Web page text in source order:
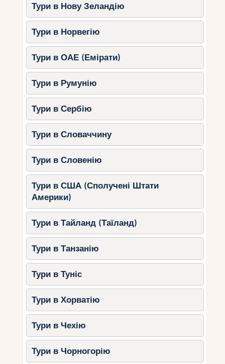
Тури в Нову Зеландію
Тури в Норвегію
Тури в ОАЕ (Емірати)
Тури в Румунію
Тури в Сербію
Тури в Словаччину
Тури в Словенію
Тури в США (Сполучені Штати
Америки)
Тури в Тайланд (Таїланд)
Тури в Танзанію
Тури в Туніс
Тури в Хорватію
Тури в Чехію
Тури в Чорногорію